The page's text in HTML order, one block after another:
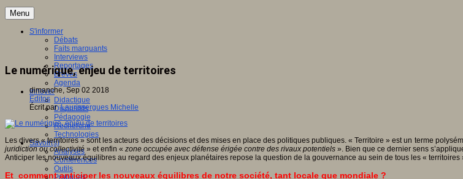
Menu
S'informer
Débats
Faits marquants
Interviews
Reportages
Brèves
Agenda
Innover
Didactique
Dispositifs
Pédagogie
Recherche
Technologies
Savoir(s)
Analyses
Conférences
Outils
Pratiques
Le numérique, enjeu de territoires
dimanche, Sep 02 2018
Editos
Écrit parLaurissergues Michelle
Les divers « territoires » sont les acteurs des décisions et des mises en place des politiques publiques. « Territoire » est un terme
juridiction ou collectivité » et enfin « zone occupée avec défense érigée contre des rivaux potentiels ». Bien que ce dernier sens
Anticiper les nouveaux équilibres au regard des enjeux planétaires repose la question de la gouvernance au sein de tous les «
Et comment anticiper les nouveaux équilibres de notre société, tant locale que mondiale ?